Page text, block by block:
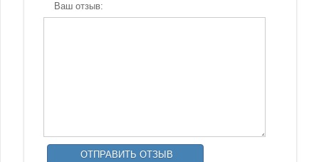
Ваш отзыв: